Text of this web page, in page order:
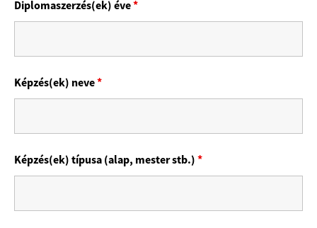
Diplomaszerzés(ek) éve*
Képzés(ek) neve*
Képzés(ek) típusa (alap, mester stb.)*